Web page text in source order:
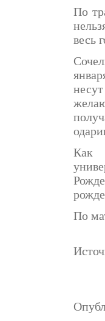
По
весь
Как
По